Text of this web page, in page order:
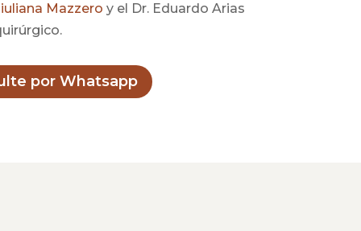
Mazzero y el Dr. Eduardo Arias
por Whatsapp